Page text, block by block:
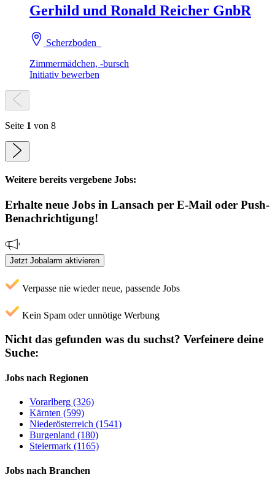
Gerhild und Ronald Reicher GnbR
Scherzboden
Zimmermädchen, -bursch
Initiativ bewerben
Seite 1 von 8
Weitere bereits vergebene Jobs:
Erhalte neue Jobs in Lansach per E-Mail oder Push-
Benachrichtigung!
Jetzt Jobalarm aktivieren
Verpasse nie wieder neue, passende Jobs
Kein Spam oder unnötige Werbung
Nicht das gefunden was du suchst? Verfeinere deine
Suche:
Jobs nach Regionen
Vorarlberg (326)
Kärnten (599)
Niederösterreich (1541)
Burgenland (180)
Steiermark (1165)
Jobs nach Branchen